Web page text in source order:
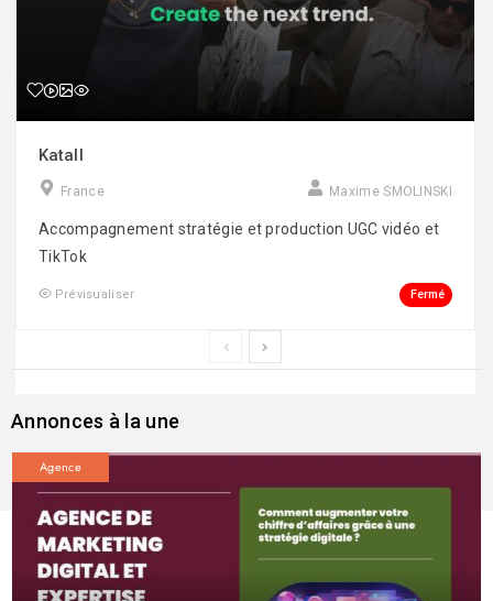
Katall
France Maxime SMOLINSKI
Accompagnement stratégie et production UGC vidéo et
TikTok
Prévisualiser Fermé
Annonces à la une
Agence